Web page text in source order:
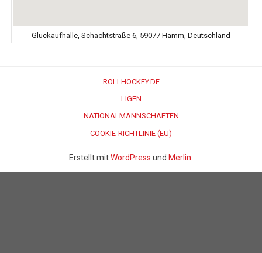
Glückaufhalle, Schachtstraße 6, 59077 Hamm, Deutschland
ROLLHOCKEY.DE
LIGEN
NATIONALMANNSCHAFTEN
COOKIE-RICHTLINIE (EU)
Erstellt mitWordPress und Merlin